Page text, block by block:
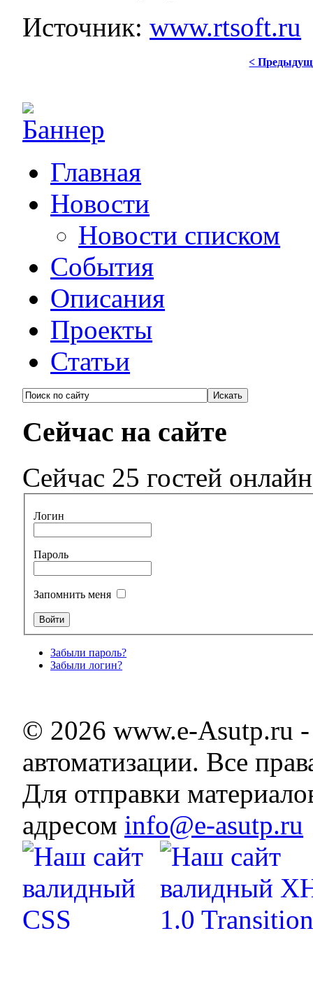
Источник:www.rtsoft.ru
<
Главная
Новости
Новости списком
События
Описания
Проекты
Статьи
Сейчас на сайте
Сейчас 25 гостей онлайн
Логин
Пароль
Запомнить меня
Забыли пароль?
Забыли логин?
© 2026 www.e-Asutp.ru
автоматизации. Все
Для отправки
адресом info@e-asutp.ru